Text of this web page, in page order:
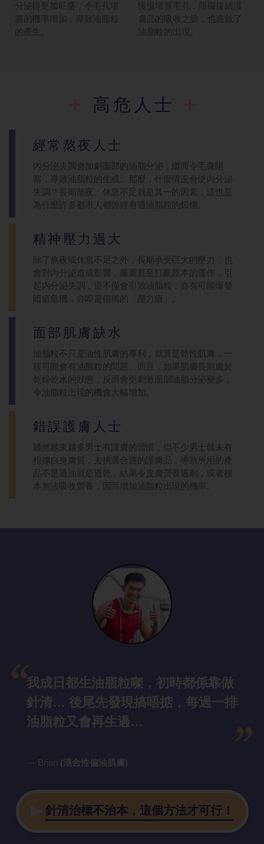
分泌得更加旺盛，令毛孔堪
塞的機率增加，導致油脂粒
的產生。
慢慢堵塞毛孔，阻礙後續護
膚品的吸收之餘，也造就了
油脂粒的出現。
高危人士
經常熬夜人士
內分泌失調會加劇面部的油脂分泌，繼而令毛囊阻
塞，導致油脂粒的生成。那麼，什麼情況會使內分泌
失調？長期熬夜、休息不足就是其一的因素，這也是
為什麼許多都市人都曾經有過油脂粒的煩惱。
精神壓力過大
除了熬夜或休息不足之外，長期承受巨大的壓力，也
會對內分泌造成影響，嚴重甚至打亂原本的運作，引
起内分泌失調，這不僅會引致油脂粒，亦有可能爆發
暗瘡危機，亦即是俗稱的「壓力瘡」。
面部肌膚缺水
油脂粒不只是油性肌膚的專利，就算是乾性肌膚，一
樣可能會有油脂粒的問題。而且，如果肌膚長期處於
乾燥乾水的狀態，反而會更刺激面部油脂分泌變多，
令油脂粒出現的機會大幅增加。
錯誤護膚人士
雖然越來越多男士有護膚的習慣，但不少男士就未有
根據自身膚質，去挑選合適的護膚品，導致所用的產
品不是過油就是過乾，結果令皮膚營養過剩，或者根
本無法吸收營養，因而增加油脂粒出現的機率。
我成日都生油脂粒㗎，初時都係靠做
針清… 後尾先發現搞唔掂，每過一排
油脂粒又會再生過…
--- Brian (混合性偏油肌膚)
針清治標不治本，這個方法才可行！